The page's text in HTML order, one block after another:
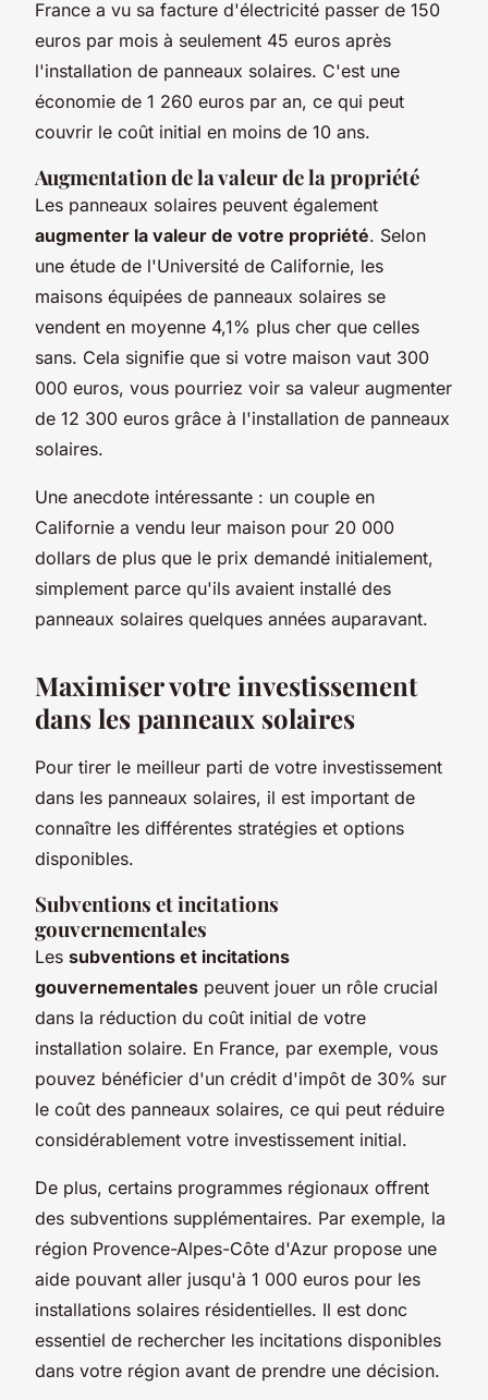
France a vu sa facture d'électricité passer de 150
euros par mois à seulement 45 euros après
l'installation de panneaux solaires. C'est une
économie de 1 260 euros par an, ce qui peut
couvrir le coût initial en moins de 10 ans.
Augmentation de la valeur de la propriété
Les panneaux solaires peuvent également
augmenter la valeur de votre propriété. Selon
une étude de l'Université de Californie, les
maisons équipées de panneaux solaires se
vendent en moyenne 4,1% plus cher que celles
sans. Cela signifie que si votre maison vaut 300
000 euros, vous pourriez voir sa valeur augmenter
de 12 300 euros grâce à l'installation de panneaux
solaires.
Une anecdote intéressante : un couple en
Californie a vendu leur maison pour 20 000
dollars de plus que le prix demandé initialement,
simplement parce qu'ils avaient installé des
panneaux solaires quelques années auparavant.
Maximiser votre investissement
dans les panneaux solaires
Pour tirer le meilleur parti de votre investissement
dans les panneaux solaires, il est important de
connaître les différentes stratégies et options
disponibles.
Subventions et incitations
gouvernementales
Les subventions et incitations
gouvernementales peuvent jouer un rôle crucial
dans la réduction du coût initial de votre
installation solaire. En France, par exemple, vous
pouvez bénéficier d'un crédit d'impôt de 30% sur
le coût des panneaux solaires, ce qui peut réduire
considérablement votre investissement initial.
De plus, certains programmes régionaux offrent
des subventions supplémentaires. Par exemple, la
région Provence-Alpes-Côte d'Azur propose une
aide pouvant aller jusqu'à 1 000 euros pour les
installations solaires résidentielles. Il est donc
essentiel de rechercher les incitations disponibles
dans votre région avant de prendre une décision.